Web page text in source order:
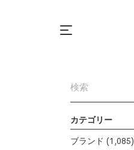
カテゴリー
ブランド (1,085)